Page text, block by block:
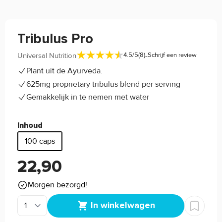
Tribulus Pro
Universal Nutrition 4.5/5(8)-Schrijf een review
Plant uit de Ayurveda.
625mg proprietary tribulus blend per serving
Gemakkelijk in te nemen met water
Inhoud
100 caps
22,90
Morgen bezorgd!
In winkelwagen